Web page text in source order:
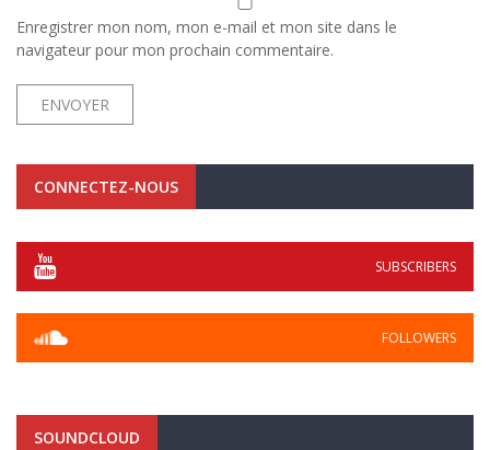
Enregistrer mon nom, mon e-mail et mon site dans le
navigateur pour mon prochain commentaire.
CONNECTEZ-NOUS
SUBSCRIBERS
FOLLOWERS
SOUNDCLOUD